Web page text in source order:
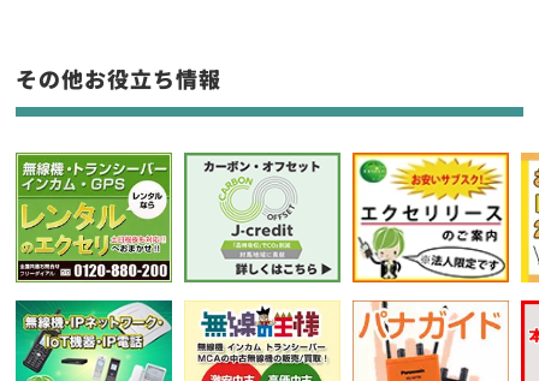
フリーワード入力(製品名等)
選択条件をリセット
その他お役立ち情報